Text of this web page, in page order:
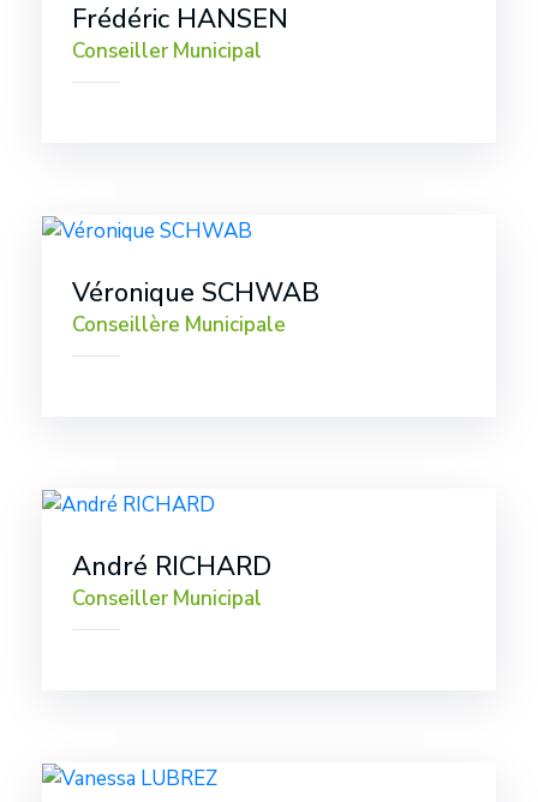
Frédéric HANSEN
Conseiller Municipal
Véronique SCHWAB
Conseillère Municipale
André RICHARD
Conseiller Municipal